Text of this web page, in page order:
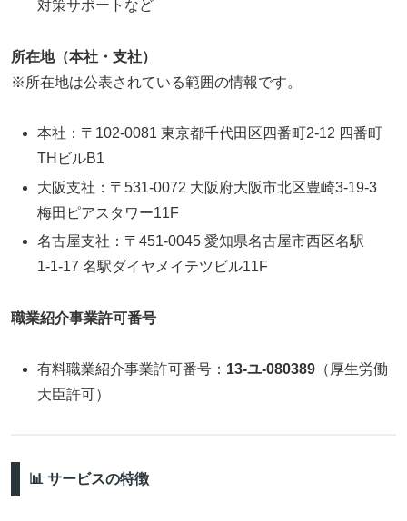
対策サポートなど
所在地（本社・支社）
※所在地は公表されている範囲の情報です。
本社：〒102-0081 東京都千代田区四番町2‑12 四番町
THビルB1
大阪支社：〒531‑0072 大阪府大阪市北区豊崎3‑19‑3
梅田ピアスタワー11F
名古屋支社：〒451‑0045 愛知県名古屋市西区名駅
1‑1‑17 名駅ダイヤメイテツビル11F
職業紹介事業許可番号
有料職業紹介事業許可番号： 13‑ユ‑080389 （厚生労働
大臣許可）
📊 サービスの特徴